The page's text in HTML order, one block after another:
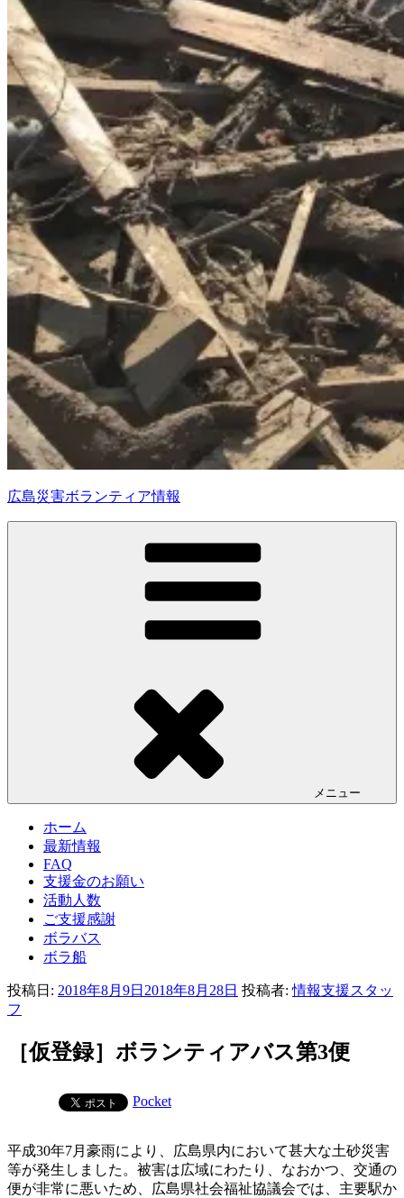
広島災害ボランティア情報
メニュー
ホーム
最新情報
FAQ
支援金のお願い
活動人数
ご支援感謝
ボラバス
ボラ船
投稿日: 2018年8月9日 2018年8月28日 投稿者:情報支援スタッ
フ
［仮登録］ボランティアバス第3便
Pocket
平成30年7月豪雨により、広島県内において甚大な土砂災害
等が発生しました。被害は広域にわたり、なおかつ、交通の
便が非常に悪いため、広島県社会福祉協議会では、主要駅か